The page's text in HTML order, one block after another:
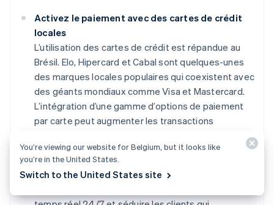
Activez le paiement avec des cartes de crédit
locales
L’utilisation des cartes de crédit est répandue au
Brésil. Elo, Hipercard et Cabal sont quelques-unes
des marques locales populaires qui coexistent avec
des géants mondiaux comme Visa et Mastercard.
L’intégration d’une gamme d’options de paiement
par carte peut augmenter les transactions
Envisagez d’intégrer le système Pix
En intégrant Pix à leurs passerelles de paiement, les
You’re viewing our website for Belgium, but it looks like
you’re in the United States.
Switch to the United States site